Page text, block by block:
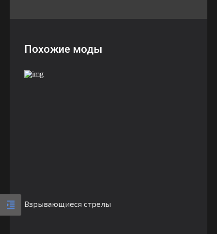
Похожие моды
Взрывающиеся стрелы